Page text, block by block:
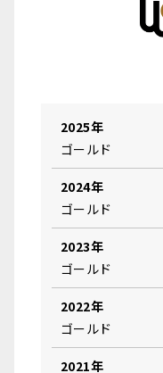
2025年
ゴールド
2024年
ゴールド
2023年
ゴールド
2022年
ゴールド
2021年